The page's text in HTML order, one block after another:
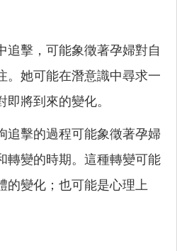
追擊，可能象徵著孕婦對自
。她可能在潛意識中尋求一
將到來的變化。
追擊的過程可能象徵著孕婦
轉變的時期。這種轉變可能
的變化；也可能是心理上